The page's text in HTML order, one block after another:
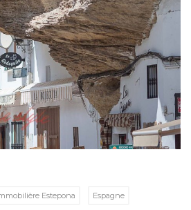
Estepona Espagne